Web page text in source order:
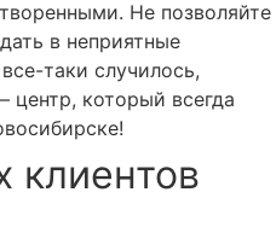
Не позволяйте
в неприятные
таки случилось,
центр, который всегда
клиентов